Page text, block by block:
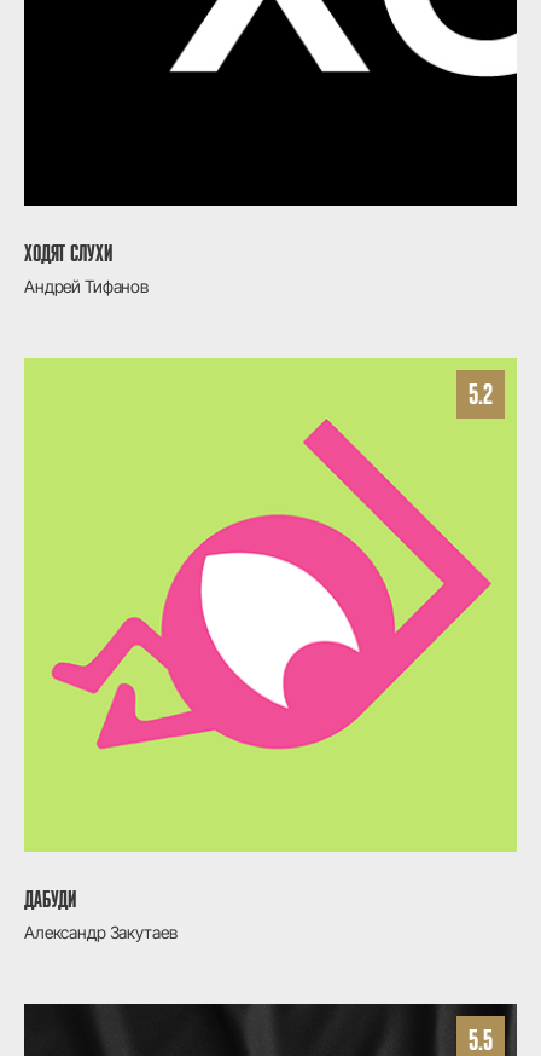
ХОДЯТ СЛУХИ
Андрей Тифанов
5.2
ДАБУДИ
Александр Закутаев
5.5